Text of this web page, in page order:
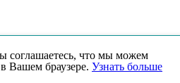
соглашаетесь, что мы можем
Вашем браузере. Узнать больше